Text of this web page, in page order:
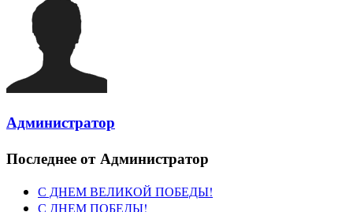
Администратор
Последнее от Администратор
С ДНЕМ ВЕЛИКОЙ ПОБЕДЫ!
С ДНЕМ ПОБЕДЫ!